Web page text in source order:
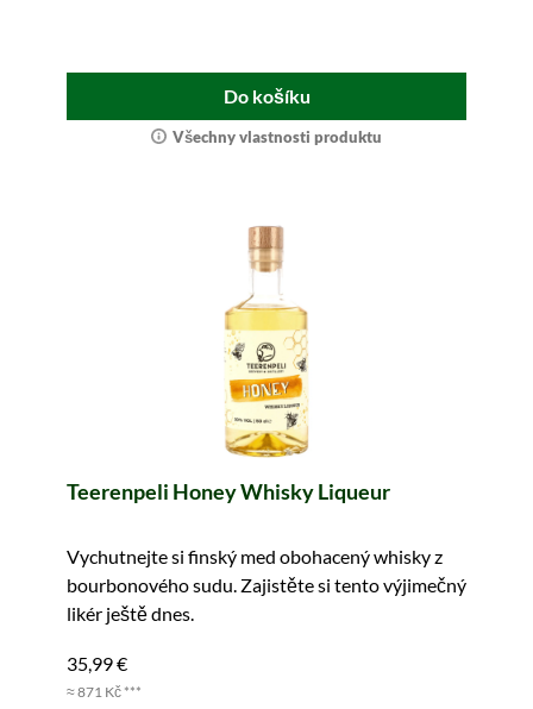
Do košíku
Všechny vlastnosti produktu
Teerenpeli Honey Whisky Liqueur
Vychutnejte si finský med obohacený whisky z
bourbonového sudu. Zajistěte si tento výjimečný
likér ještě dnes.
35,99 €
≈ 871 Kč ***